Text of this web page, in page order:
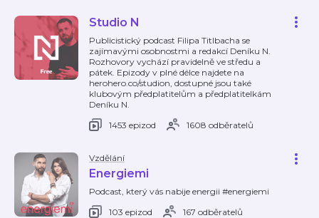
Studio N
Publicistický podcast Filipa Titlbacha se
zajímavými osobnostmi a redakcí Deníku N.
Rozhovory vychází pravidelně ve středu a
pátek. Epizody v plné délce najdete na
herohero.co/studion, dostupné jsou také
klubovým předplatitelům a předplatitelkám
Deníku N.
1453 epizod
1608 odběratelů
Vzdělání
Energiemi
Podcast, který vás nabije energii #energiemi
103 epizod
167 odběratelů